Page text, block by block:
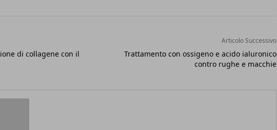
di collagene con il
Articolo Successivo
Trattamento con ossigeno e acido ialuronico
contro rughe e macchie